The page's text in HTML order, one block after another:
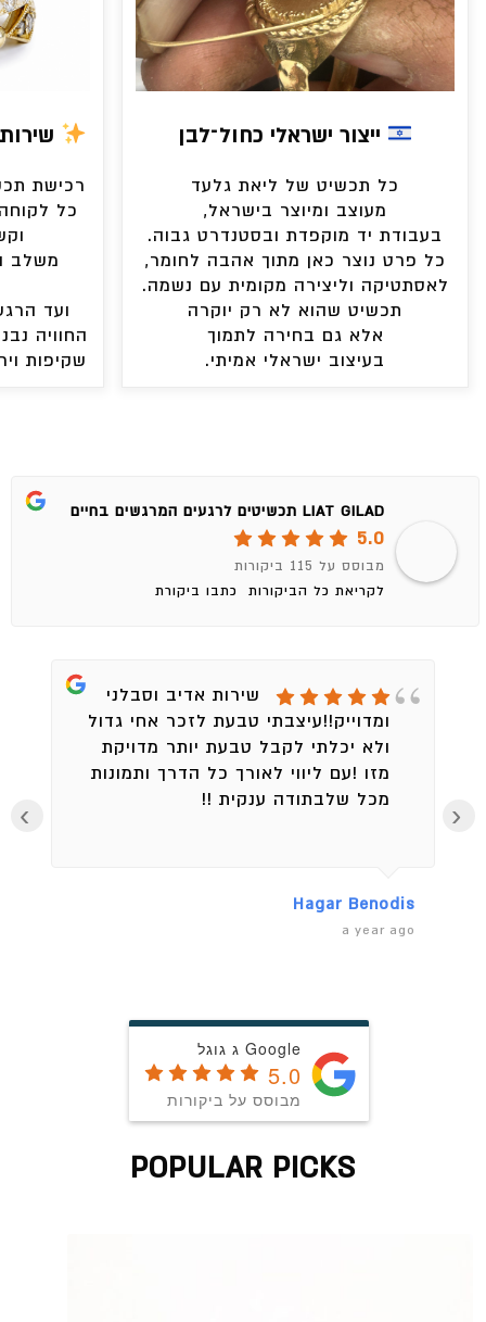
ייצור ישראלי כחול־לבן
כל תכשיט של ליאת גלעד
מעוצב ומיוצר בישראל,
בעבודת יד מוקפדת ובסטנדרט גבוה.
כל פרט נוצר כאן מתוך אהבה לחומר,
לאסתטיקה וליצירה מקומית עם נשמה.
תכשיט שהוא לא רק יוקרה
אלא גם בחירה לתמוך
בעיצוב ישראלי אמיתי.
רכישת
כל
משלב
ועד
החוויה
שקיפות
LIAT GILAD תכשיטים לרגעים המרגשים בחיים
5.0
מבוסס על 115 ביקורות
לקריאת כל הביקורות
כתבו ביקורת
שירות אדיב וסבלני
ומדוייק!!עיצבתי טבעת לזכר אחי גדול
ולא יכלתי לקבל טבעת יותר מדויקת
מזו !עם ליווי לאורך כל הדרך ותמונות
מכל שלבתודה ענקית !!
Hagar Benodis
a year ago
‹
›
Google ג גוגל
5.0
מבוסס על ביקורות
POPULAR PICKS